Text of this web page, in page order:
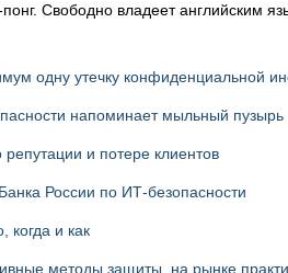
Свободно владеет английским
одну утечку конфиденциальной
напоминает мыльный пузырь
и потере клиентов
России по ИТ-безопасности
когда и как
методы защиты, на рынке